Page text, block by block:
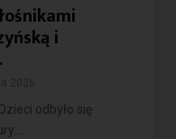
i
odbyło się